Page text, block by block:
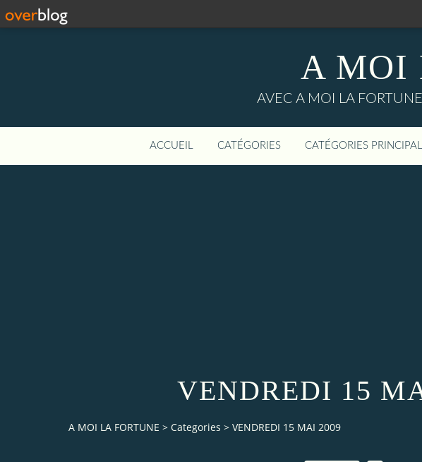
A MOI
AVEC A MOI LA
ACCUEIL CATÉGORIES CATÉGORIES
VENDREDI 15
A MOI LA FORTUNE > Categories > VENDREDI 15 MAI 2009